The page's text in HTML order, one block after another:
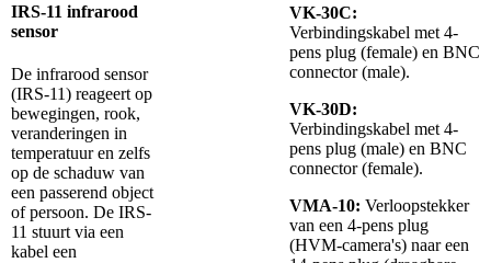
IRS-11 infrarood
sensor
De infrarood sensor
(IRS-11) reageert op
bewegingen, rook,
veranderingen in
temperatuur en zelfs
op de schaduw van
een passerend object
of persoon. De IRS-
11 stuurt via een
kabel een
VK-30C:
Verbindingskabel met 4-
pens plug (female) en BNC
connector (male).
VK-30D:
Verbindingskabel met 4-
pens plug (male) en BNC
connector (female).
VMA-10: Verloopstekker
van een 4-pens plug
(HVM-camera's) naar een